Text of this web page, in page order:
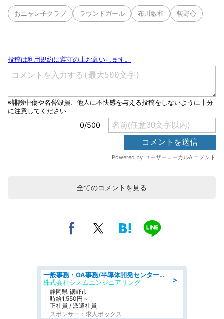
おニャン子クラブ ラウンドガール 布川敏和 荻野心
全てのコメントを見る
＞
一般事務・OA事務/半導体開発センター内で事務&軽作業スタッフ、募集
株式会社シスムエンジニアリング
静岡県 裾野市
時給1,550円～
正社員 / 派遣社員
スポンサー：求人ボックス